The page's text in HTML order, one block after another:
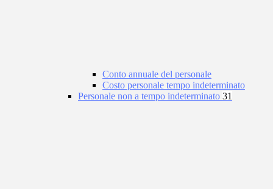
Conto annuale del personale
Costo personale tempo indeterminato
Personale non a tempo indeterminato 31